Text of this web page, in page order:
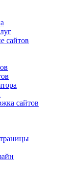
сайтов
сайтов